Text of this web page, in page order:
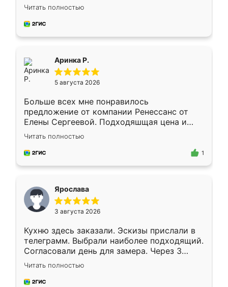
Замерщик приехал в субботу, подошёл к
делу со всей ответственностью. Собрали
за день, ребята работали аккуратно, даже
Читать полностью
Аринка Р.
5 августа 2026
Больше всех мне понравилось
предложение от компании Ренессанс от
Елены Сергеевой. Подходяшщая цена и
короткие сроки изготовления. Приехавший
для замера сотрудник Владислав
предложил по моему эскизу самый
Читать полностью
1
Ярослава
3 августа 2026
Кухню здесь заказали. Эскизы прислали в
телеграмм. Выбрали наиболее подходящий.
Согласовали день для замера. Через 3
недели кухня была уже готова. Остались
довольны работой. Спасибо Ренессанс
мебель за качественную работу!
Читать полностью